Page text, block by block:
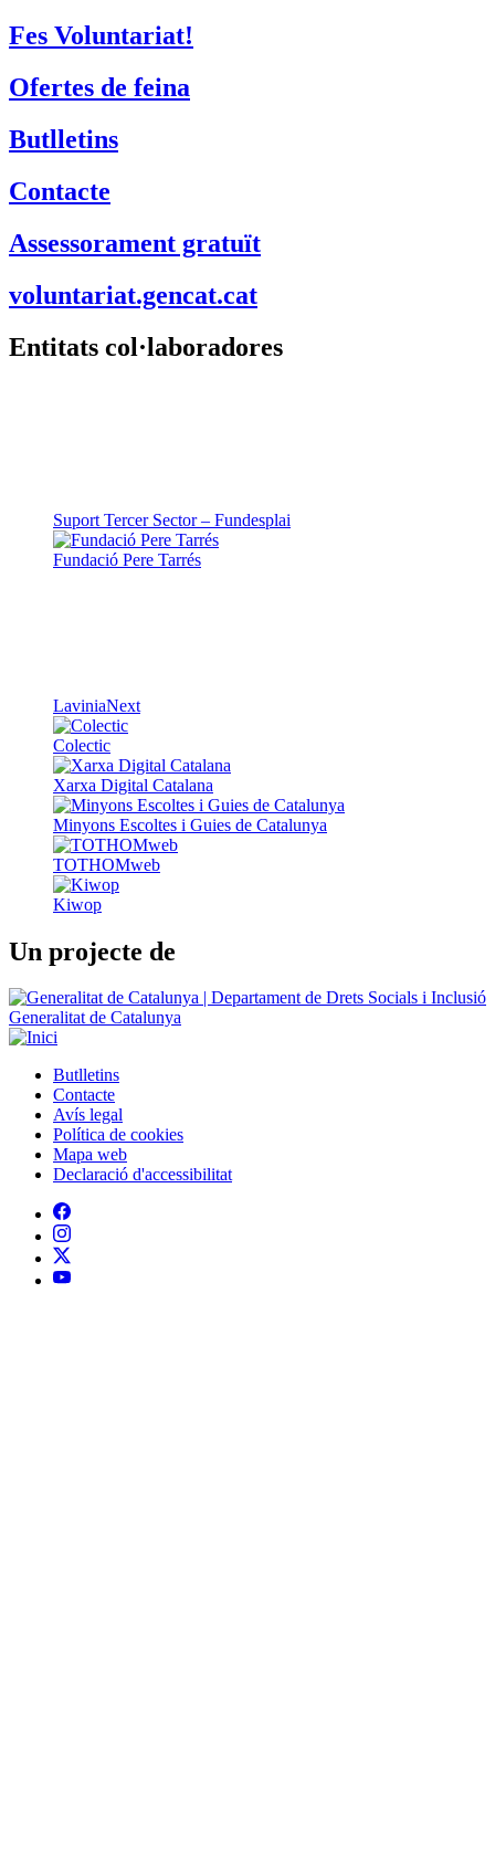
Fes Voluntariat!
Ofertes de feina
Butlletins
Contacte
Assessorament gratuït
voluntariat.gencat.cat
Entitats col·laboradores
Suport Tercer Sector – Fundesplai
Fundació Pere Tarrés
LaviniaNext
Colectic
Xarxa Digital Catalana
Minyons Escoltes i Guies de Catalunya
TOTHOMweb
Kiwop
Un projecte de
Generalitat de Catalunya
Peu
Butlletins
Contacte
Avís legal
Política de cookies
Mapa web
Declaració d'accessibilitat